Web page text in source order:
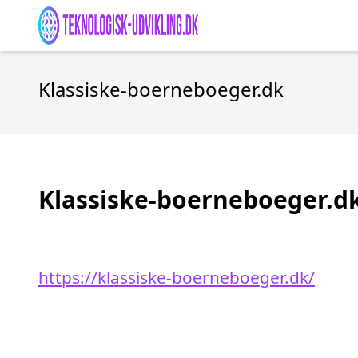
Klassiske-boerneboeger.dk
Klassiske-
https://klassiske-boerneboeger.dk/